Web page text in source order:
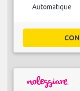
Automatique